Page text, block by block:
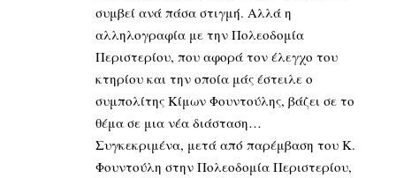
συμβεί ανά πάσα στιγμή. Αλλά η
αλληλογραφία με την Πολεοδομία
Περιστερίου, που αφορά τον έλεγχο του
κτηρίου και την οποία μάς έστειλε ο
συμπολίτης Κίμων Φουντούλης, βάζει σε το
θέμα σε μια νέα διάσταση…
Συγκεκριμένα, μετά από παρέμβαση του Κ.
Φουντούλη στην Πολεοδομία Περιστερίου,